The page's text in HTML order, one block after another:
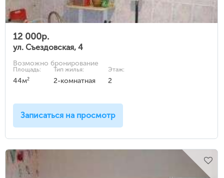
12 000р.
ул. Съездовская, 4
Возможно бронирование
Площадь:
44м2
Тип жилья:
2-комнатная
Этаж:
2
Записаться на просмотр